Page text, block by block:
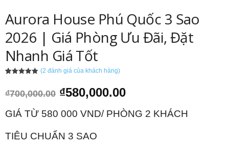
Aurora House Phú Quốc 3 Sao
2026 | Giá Phòng Ưu Đãi, Đặt
Nhanh Giá Tốt
đánh giá
(2 đánh giá của khách hàng)
₫700,000.00 Giá
là:
₫580,000.00Giá
tại
GIÁ TỪ 580 000 VND/ PHÒNG 2 KHÁCH
TIÊU CHUẨN 3 SAO